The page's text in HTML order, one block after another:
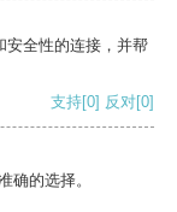
安全性的连接，并帮
支持[0] 反对[0]
确的选择。